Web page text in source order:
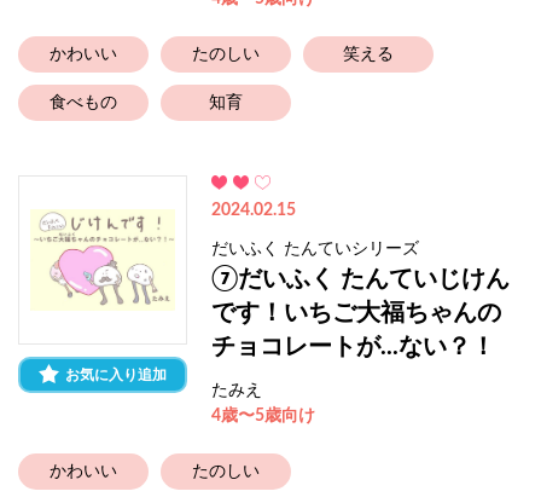
かわいい たのしい 笑える
食べもの 知育
お気に入り追加
2024.02.15
だいふく たんていシリーズ
⑦だいふく たんていじけん
です！いちご大福ちゃんの
チョコレートが...ない？！
たみえ
4歳〜5歳向け
かわいい たのしい